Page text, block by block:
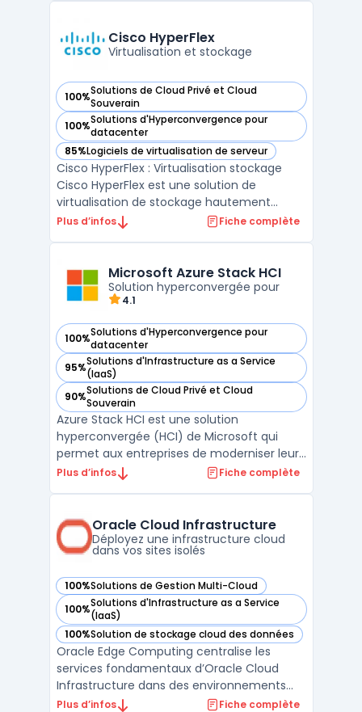
tâches récurrentes et de faciliter le
déploiement ...Cisco HyperFlex
Virtualisation et stockage
100%Solutions de Cloud Privé et Cloud
Souverain
— voir Cisco HyperFlex dans cette catégorie
100%Solutions d'Hyperconvergence pour
datacenter
— voir Cisco HyperFlex dans cette catégorie
85%Logiciels de virtualisation de serveur
— voir Cisco HyperFlex dans cette catégorie
Cisco HyperFlex : Virtualisation stockage
Cisco HyperFlex est une solution de
virtualisation de stockage hautement
performante et évolutive. Elle permet une
la demande. Grâce à sa technologie
innovante, Cisco HyperF ...
Plus d’infos Fiche complète
Microsoft Azure Stack HCI
Solution hyperconvergée pour
4.1
100%Solutions d'Hyperconvergence pour
datacenter
— voir Microsoft Azure Stack HCI dans cette catégorie
95%Solutions d'Infrastructure as a Service
(IaaS)
— voir Microsoft Azure Stack HCI dans cette catégorie
90%Solutions de Cloud Privé et Cloud
Souverain
— voir Microsoft Azure Stack HCI dans cette catégorie
Azure Stack HCI est une solution
hyperconvergée (HCI) de Microsoft qui
permet aux entreprises de moderniser leur
infrastructure de centres de données tout
capacités de virtualisation, de stockage et
de mise en résea ...
Plus d’infos Fiche complète
Oracle Cloud Infrastructure
Déployez une infrastructure cloud
dans vos sites isolés
100%Solutions de Gestion Multi-Cloud
— voir Oracle Cloud Infrastructure dans cette catégorie
100%Solutions d'Infrastructure as a Service
(IaaS)
— voir Oracle Cloud Infrastructure dans cette catégorie
100%Solution de stockage cloud des données
— voir Oracle Cloud Infrastructure dans cette catégorie
Oracle Edge Computing centralise les
services fondamentaux d’Oracle Cloud
Infrastructure dans des environnements
distribués, sur site ou isolés. Les entreprises
Plus d’infos Fiche complète